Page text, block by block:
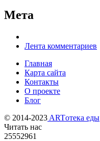
Мета
Лента комментариев
Главная
Карта сайта
Контакты
О проекте
Блог
© 2014-2023 ARTотека еды
Читать нас
25552961